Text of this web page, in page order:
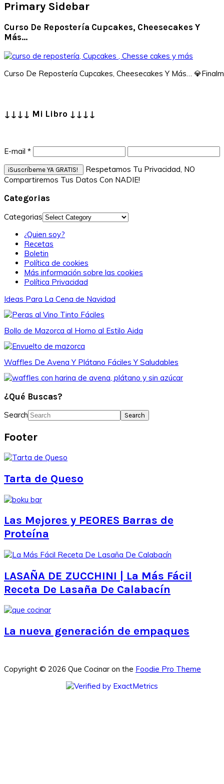
Primary Sidebar
Curso De Repostería Cupcakes, Cheesecakes Y
Más…
Curso De Repostería Cupcakes, Cheesecakes Y Más…
↓↓↓↓ Mi Libro ↓↓↓↓
E-mail *
Respetamos Tu Privacidad, NO
Compartiremos Tus Datos Con NADIE!
Categorias
Categorias
¿Quien soy?
Recetas
Boletin
Política de cookies
Más información sobre las cookies
Política Privacidad
Ideas Para La Cena de Navidad
Bollo de Mazorca al Horno al Estilo Aida
Waffles De Avena Y Plátano Fáciles Y Saludables
¿Qué Buscas?
Search
Footer
Tarta de Queso
Las Mejores y PEORES Barras de
Proteína
LASAÑA DE ZUCCHINI | La Más Fácil
Receta De Lasaña De Calabacín
La nueva generación de empaques
Copyright © 2026 Que Cocinar on the Foodie Pro Theme